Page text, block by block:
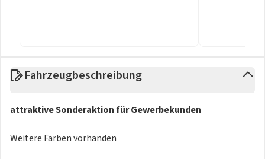
Fahrzeugbeschreibung
attraktive Sonderaktion für Gewerbekunden
Weitere Farben vorhanden